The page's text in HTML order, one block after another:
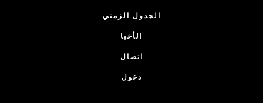
الجدول الزمني
الأخبا
اتصال
دخول